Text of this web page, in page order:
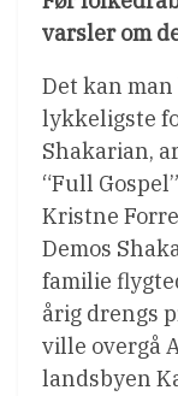
varsler om
Det kan man
lykkeligste
Shakarian,
“Full
Kristne
Demos
familie
årig drengs
ville overgå
landsbyen